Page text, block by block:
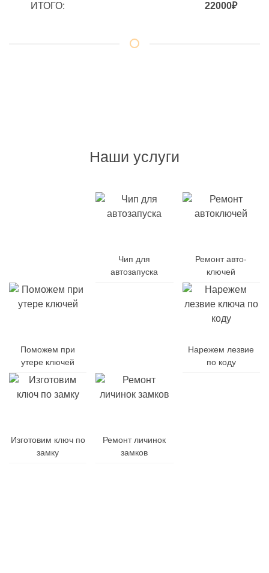
ИТОГО: 22000₽
Наши услуги
Чип для
автозапуска
Ремонт авто-
ключей
Поможем при
утере ключей
Нарежем лезвие
по коду
Изготовим ключ по
замку
Ремонт личинок
замков